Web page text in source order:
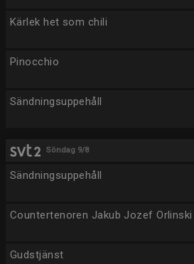
Kärlek het som chili
Pinocchio
Sändningsuppehåll
Söndag 9/8
Sändningsuppehåll
Countertenoren Jakub Jozef Orlinski
Gudstjänst